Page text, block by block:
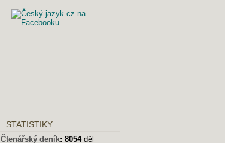
STATISTIKY
Čtenářský deník: 8054děl